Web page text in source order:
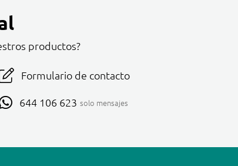
productos?
Formulario de contacto
644 106 623 solo mensajes